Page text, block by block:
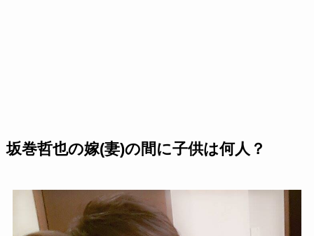
坂巻哲也の嫁(妻)の間に子供は何人？